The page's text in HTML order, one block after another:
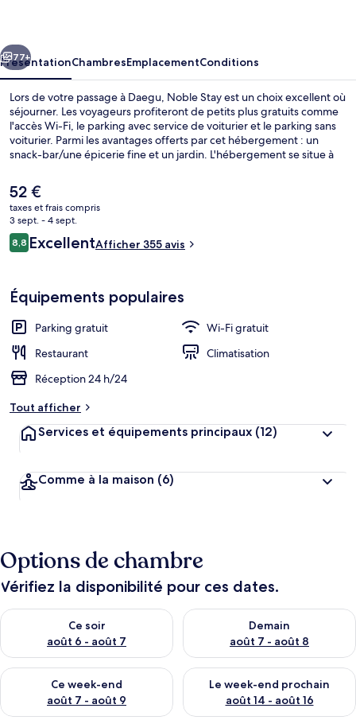
Suivant
77+
PrésentationChambresEmplacementConditions
Lors de votre passage à Daegu, Noble Stay est un choix excellent où
séjourner. Les voyageurs profiteront de petits plus gratuits comme
l'accès Wi-Fi, le parking avec service de voiturier et le parking sans
voiturier. Parmi les avantages offerts par cet hébergement : un
snack-bar/une épicerie fine et un jardin. L'hébergement se situe à
Jungangno se trouve à 4 min et Station Banwoldang, à 12 min.
Le
prix
actuel
est
de
52 €
taxes et frais compris
3 sept. - 4 sept.
Avis
voyageurs
8,88,8 sur 10
ExcellentAfficher 355 avis
Équipements populaires
Parking gratuit
Wi-Fi gratuit
Restaurant
Climatisation
Réception 24 h/24
Tout afficher
Services et équipements principaux (12)
Comme à la maison (6)
Options de chambre
Vérifiez la disponibilité pour ces dates.
Ce soir
août 6 - août 7
Vérifier la disponibilité pour ce soir août 6 - août 7
Demain
août 7 - août 8
Vérifier la disponibilité pour
Ce week-end
août 7 - août 9
Vérifier la disponibilité pour ce week-end août 7 - août 9
Le week-end prochain
août 14 - août 16
Vérifier la disponibilité pour